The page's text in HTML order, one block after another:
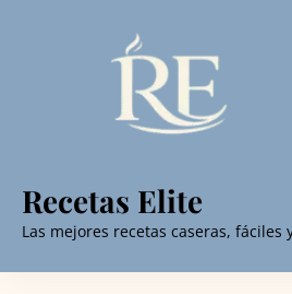
Recetas Elite
Las mejores recetas caseras, fáciles